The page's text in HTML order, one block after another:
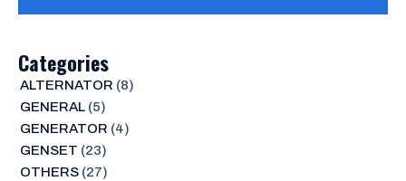
Categories
ALTERNATOR (8)
GENERAL(5)
GENERATOR (4)
GENSET (23)
OTHERS(27)